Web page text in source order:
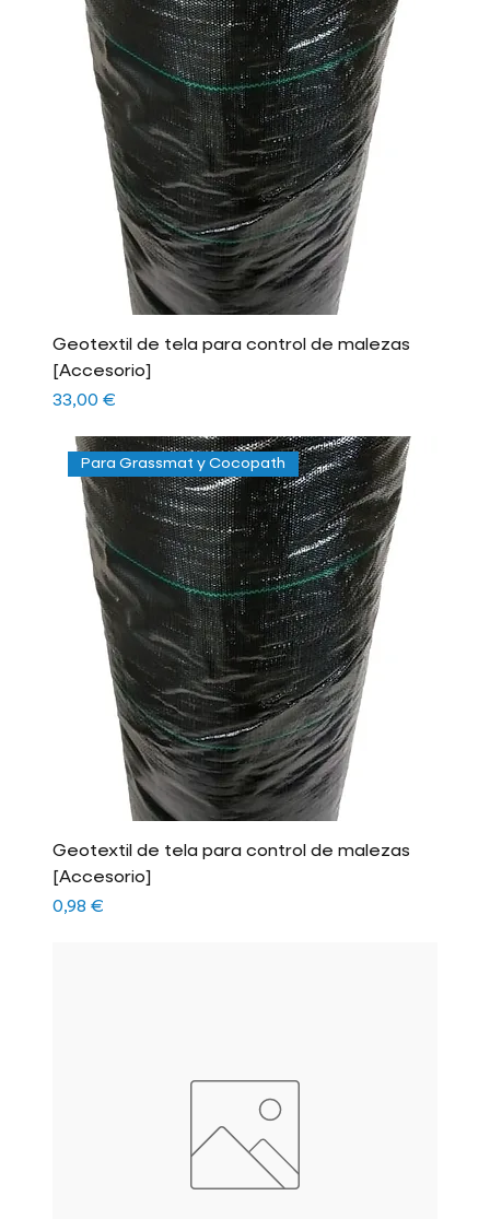
Geotextil de tela para control de malezas
[Accesorio]
Precio
33,00 €
Para Grassmat y Cocopath
Geotextil de tela para control de malezas
[Accesorio]
Precio
0,98 €